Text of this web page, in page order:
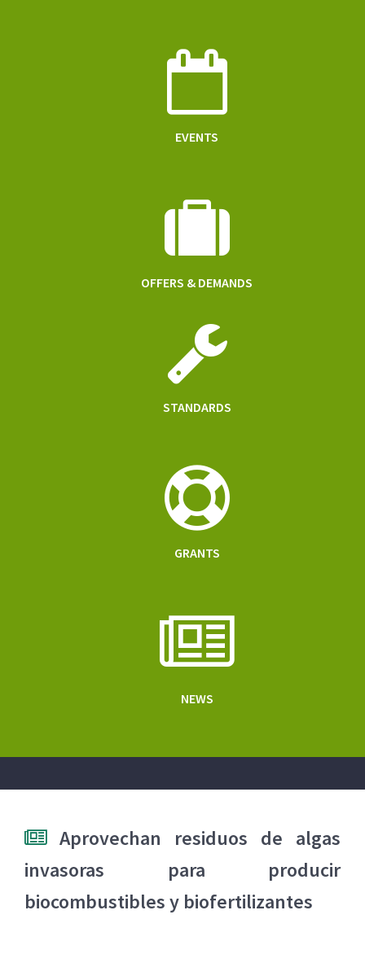
EVENTS
OFFERS & DEMANDS
STANDARDS
GRANTS
NEWS
Aprovechan residuos de algas
invasoras para producir
biocombustibles y biofertilizantes